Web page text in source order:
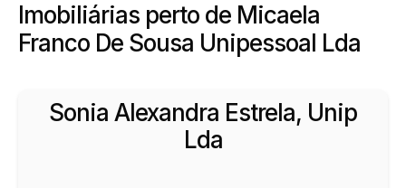
Imobiliárias perto de Micaela
Franco De Sousa Unipessoal Lda
Sonia Alexandra Estrela, Unip
Lda